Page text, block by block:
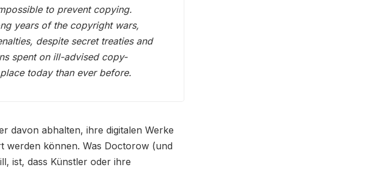
to prevent copying.
years of the copyright wars,
despite secret treaties and
spent on ill-advised copy-
today than ever before.
davon abhalten, ihre digitalen Werke
werden können. Was Doctorow (und
ist, dass Künstler oder ihre